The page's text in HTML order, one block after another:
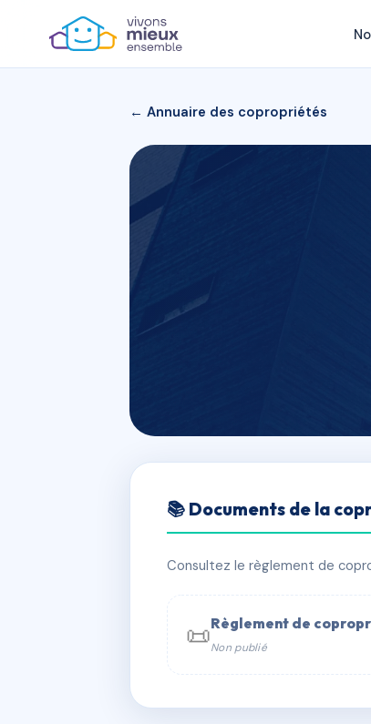
← Annuaire des copropriétés
La Solana
📍 2 r des reformes 44100
📞 Contacter Syndic Digital
📚 Documents de la
Consultez le règlement de
📜Règlement de
Non publié